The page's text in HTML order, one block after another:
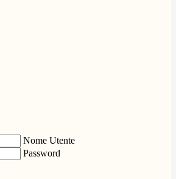
Nome Utente
Password